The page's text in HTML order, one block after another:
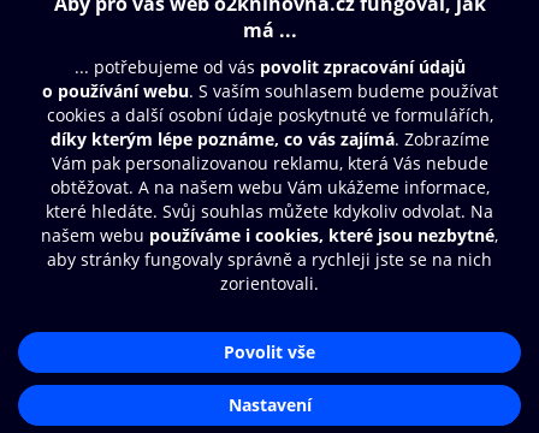
Obsah ke stažení
Moje O2 Knihovna
Další zábava
© O2 Czech Republic a.s.
Přístupnost
Zásady zpracování osobních údajůAplikace O2 Knihovna
Čti a poslouchej své e-knihy a